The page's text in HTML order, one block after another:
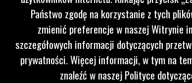
Umowa serwisowa
PARTS.CAT.COM
TECHNOLOGIE
VisionLink®
Systemy wspomagające
Usługi zdalne
Państwo zgodę na korzystanie z tych
zmienić preferencje w naszej Witrynie
szczegółowych informacji dotyczących
prywatności. Więcej informacji, w tym na
znaleźć w naszej Polityce